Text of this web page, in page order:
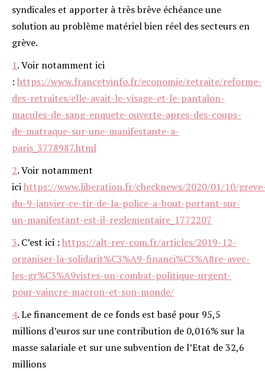
syndicales et apporter à très brève échéance une
solution au problème matériel bien réel des secteurs en
grève.
1.Voir notamment ici
: https://www.francetvinfo.fr/economie/retraite/reforme-
des-retraites/elle-avait-le-visage-et-le-pantalon-
macules-de-sang-enquete-ouverte-apres-des-coups-
de-matraque-sur-une-manifestante-a-
paris_3778987.html
2.Voir notamment
icihttps://www.liberation.fr/checknews/2020/01/10/
du-9-janvier-ce-tir-de-la-police-a-bout-portant-sur-
un-manifestant-est-il-reglementaire_1772207
3. C’est ici : https://alt-rev-com.fr/articles/2019-12-
organiser-la-solidarit%C3%A9-financi%C3%A8re-avec-
les-gr%C3%A9vistes-un-combat-politique-urgent-
pour-vaincre-macron-et-son-monde/
4.Le financement de ce fonds est basé pour 95,5
millions d’euros sur une contribution de 0,016% sur la
masse salariale et sur une subvention de l’Etat de 32,6
millions